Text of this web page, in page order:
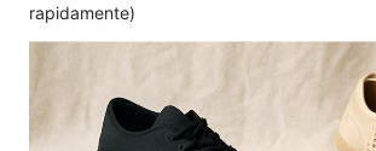
rapidamente)